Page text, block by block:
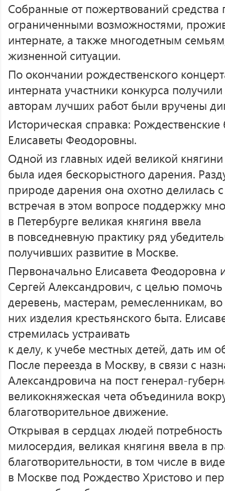
Собранные от пожертвований
ограниченными возможностями,
интернате, а также многодетным
жизненной ситуации.
По окончании рождественского
интерната участники конкурса
авторам лучших работ были вручены
Историческая справка:
Елисаветы Феодоровны.
Одной из главных идей великой
была идея бескорыстного дарения.
природе дарения она охотно
встречая в этом вопросе поддержку
в Петербурге великая княгиня ввела
в повседневную практику ряд
получивших развитие в Москве.
Первоначально Елисавета Феодоровна
Сергей Александрович, с целью
деревень, мастерам, ремесленникам,
них изделия крестьянского быта.
стремилась устраивать
к делу, к учебе местных детей, дать им
После переезда в Москву, в связи с
Александровича на пост генерал-
великокняжеская чета объединила
благотворительное движение.
Открывая в сердцах людей потребность
милосердия, великая княгиня ввела в
благотворительности, в том числе в
в Москве под Рождество Христово и